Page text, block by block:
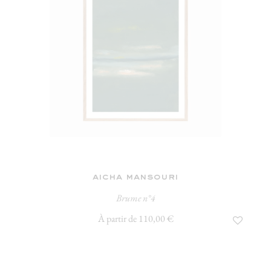
aicha mansouri
Brume n°4
À partir de 110,00 €